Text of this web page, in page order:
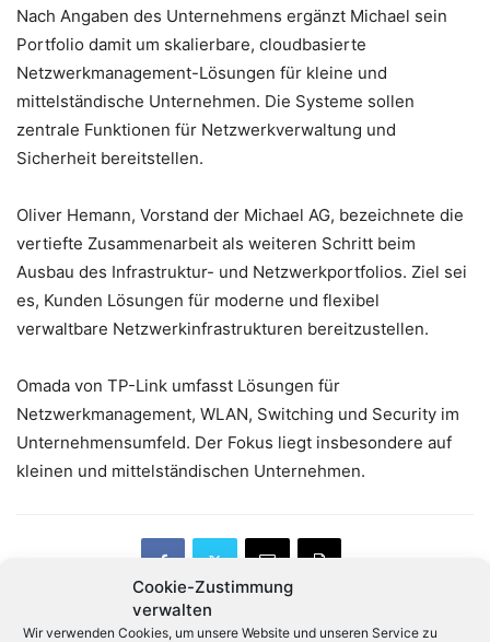
Cookie-Zustimmung
verwalten
Wir verwenden Cookies, um unsere Website und unseren Service zu
Nach Angaben des Unternehmens ergänzt Michael sein
Portfolio damit um skalierbare, cloudbasierte
Netzwerkmanagement-Lösungen für kleine und
mittelständische Unternehmen. Die Systeme sollen
zentrale Funktionen für Netzwerkverwaltung und
Sicherheit bereitstellen.
Oliver Hemann, Vorstand der Michael AG, bezeichnete die
vertiefte Zusammenarbeit als weiteren Schritt beim
Ausbau des Infrastruktur- und Netzwerkportfolios. Ziel sei
es, Kunden Lösungen für moderne und flexibel
verwaltbare Netzwerkinfrastrukturen bereitzustellen.
Omada von TP-Link umfasst Lösungen für
Netzwerkmanagement, WLAN, Switching und Security im
Unternehmensumfeld. Der Fokus liegt insbesondere auf
kleinen und mittelständischen Unternehmen.